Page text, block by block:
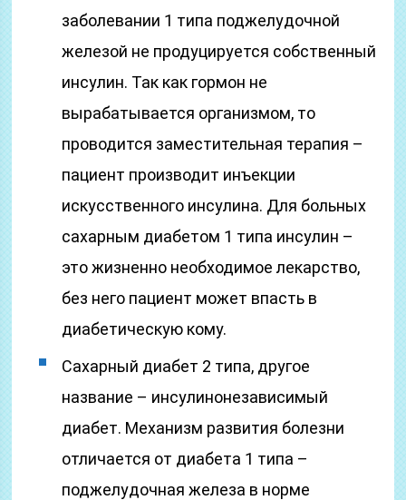
заболевании 1 типа поджелудочной
железой не продуцируется собственный
инсулин. Так как гормон не
вырабатывается организмом, то
проводится заместительная терапия –
пациент производит инъекции
искусственного инсулина. Для больных
сахарным диабетом 1 типа инсулин –
это жизненно необходимое лекарство,
без него пациент может впасть в
диабетическую кому.
Сахарный диабет 2 типа, другое
название – инсулинонезависимый
диабет. Механизм развития болезни
отличается от диабета 1 типа –
поджелудочная железа в норме